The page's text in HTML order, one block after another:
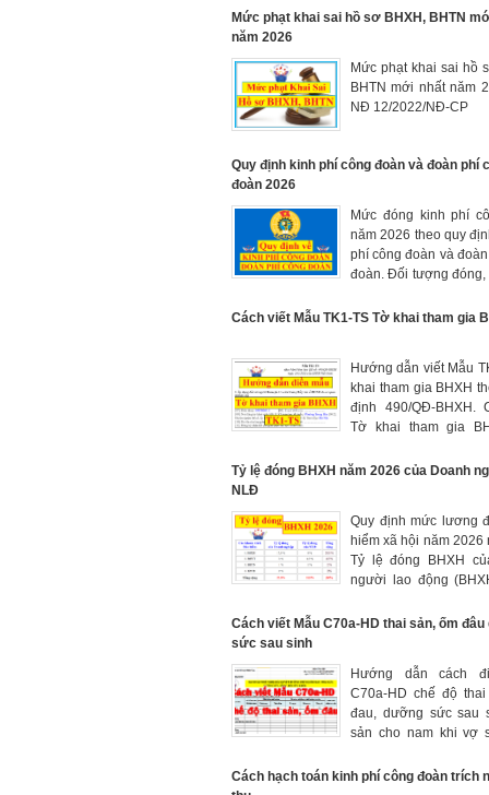
thai sản, dưỡng sức
Mức phạt khai sai hồ sơ BHXH, BHTN
năm 2026
Mức phạt khai sai hồ
BHTN mới nhất năm
NĐ 12/2022/NĐ-CP
Quy định kinh phí công đoàn và đoàn phí
đoàn 2026
Mức đóng kinh phí
năm 2026 theo quy
phí công đoàn và
đoàn. Đối tượng đóng,
Cách viết Mẫu TK1-TS Tờ khai tham gia
Hướng dẫn viết Mẫu
khai tham gia BHXH
định 490/QĐ-BHXH.
Tờ khai tham gia
Tỷ lệ đóng BHXH năm 2026 của Doanh
NLĐ
Quy định mức lương
hiểm xã hội năm 2026
Tỷ lệ đóng BHXH
người lao động
Cách viết Mẫu C70a-HD thai sản, ốm
sức sau sinh
Hướng dẫn cách
C70a-HD chế độ
đau, dưỡng sức sau
sản cho nam khi vợ
nhất.
Cách hạch toán kinh phí công đoàn trích